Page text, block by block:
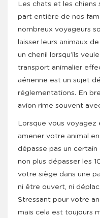
Les chats et les
part entière de nos
nombreux voyageurs
laisser leurs animaux
un chenil lorsqu’ils
transport animalier
aérienne est un sujet
réglementations. En
avion rime souvent
Lorsque vous voyagez
amener votre animal
dépasse pas un certain
non plus dépasser les
votre siège dans une
ni être ouvert, ni
Stressant pour votre
mais cela est toujours